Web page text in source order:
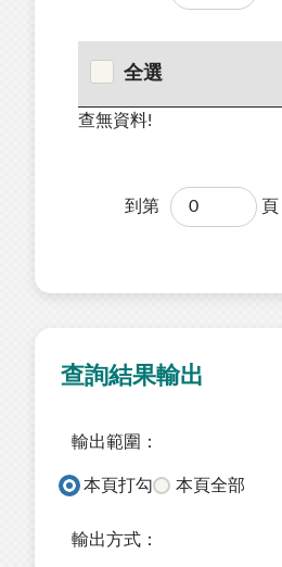
全選
查無資料!
到第 頁
查詢結果輸出
輸出範圍：
本頁打勾 本頁全部
輸出方式：